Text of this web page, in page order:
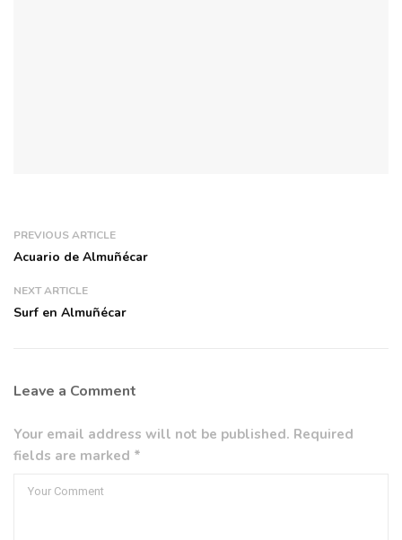
PREVIOUS ARTICLE
Acuario de Almuñécar
NEXT ARTICLE
Surf en Almuñécar
Leave a Comment
Your email address will not be published. Required
fields are marked *